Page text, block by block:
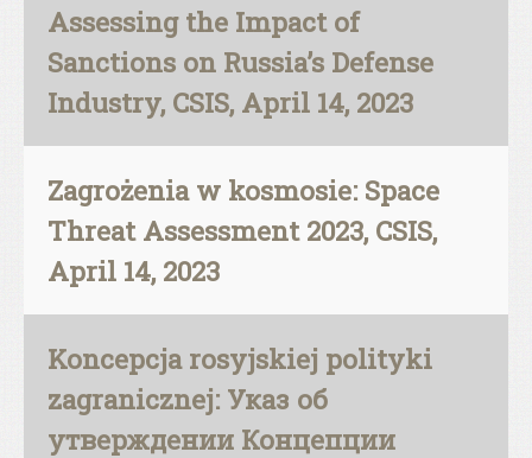
Assessing the Impact of
Sanctions on Russia’s Defense
Industry, CSIS, April 14, 2023
Zagrożenia w kosmosie: Space
Threat Assessment 2023, CSIS,
April 14, 2023
Koncepcja rosyjskiej polityki
zagranicznej: Указ об
утверждении Концепции